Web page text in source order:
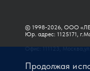
© 1998-2026, ООО
Юр. адрес: 1125171,
Офис: 111123,
Продолжая